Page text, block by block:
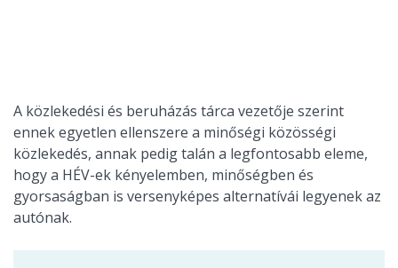
A közlekedési és beruházás tárca vezetője szerint
ennek egyetlen ellenszere a minőségi közösségi
közlekedés, annak pedig talán a legfontosabb eleme,
hogy a HÉV-ek kényelemben, minőségben és
gyorsaságban is versenyképes alternatívái legyenek az
autónak.